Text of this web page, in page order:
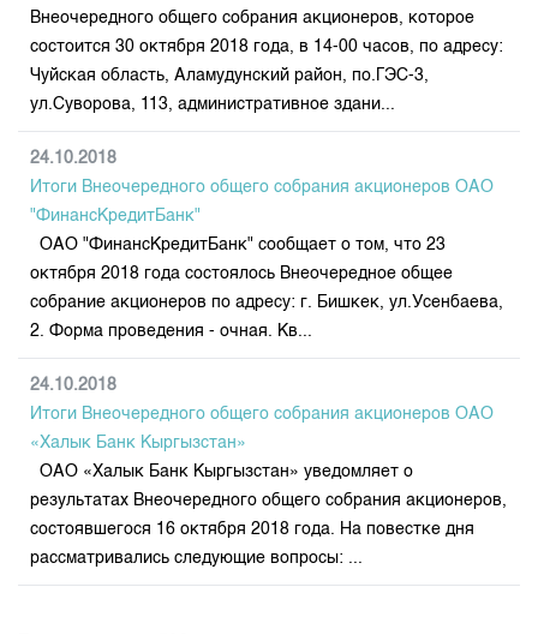
Внеочередного общего собрания акционеров, которое
состоится 30 октября 2018 года, в 14-00 часов, по адресу:
Чуйская область, Аламудунский район, по.ГЭС-3,
ул.Суворова, 113, административное здани...
24.10.2018
Итоги Внеочередного общего собрания акционеров ОАО
"ФинансКредитБанк"
ОАО "ФинансКредитБанк" сообщает о том, что 23
октября 2018 года состоялось Внеочередное общее
собрание акционеров по адресу: г. Бишкек, ул.Усенбаева,
2. Форма проведения - очная. Кв...
24.10.2018
Итоги Внеочередного общего собрания акционеров ОАО
«Халык Банк Кыргызстан»
ОАО «Халык Банк Кыргызстан» уведомляет о
результатах Внеочередного общего собрания акционеров,
состоявшегося 16 октября 2018 года. На повестке дня
рассматривались следующие вопросы: ...